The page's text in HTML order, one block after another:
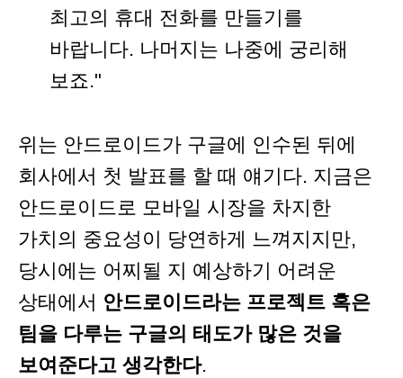
최고의 휴대 전화를 만들기를
바랍니다. 나머지는 나중에 궁리해
보죠."
위는 안드로이드가 구글에 인수된 뒤에
회사에서 첫 발표를 할 때 얘기다. 지금은
안드로이드로 모바일 시장을 차지한
가치의 중요성이 당연하게 느껴지지만,
당시에는 어찌될 지 예상하기 어려운
상태에서 안드로이드라는 프로젝트 혹은
팀을 다루는 구글의 태도가 많은 것을
보여준다고 생각한다.